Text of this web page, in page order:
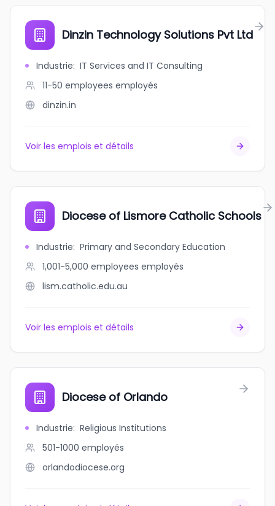
Dinzin Technology Solutions Pvt Ltd
Industrie: IT Services and IT Consulting
11-50 employees employés
dinzin.in
Voir les emplois et détails
Diocese of Lismore Catholic Schools
Industrie: Primary and Secondary Education
1,001-5,000 employees employés
lism.catholic.edu.au
Voir les emplois et détails
Diocese of Orlando
Industrie: Religious Institutions
501-1000 employés
orlandodiocese.org